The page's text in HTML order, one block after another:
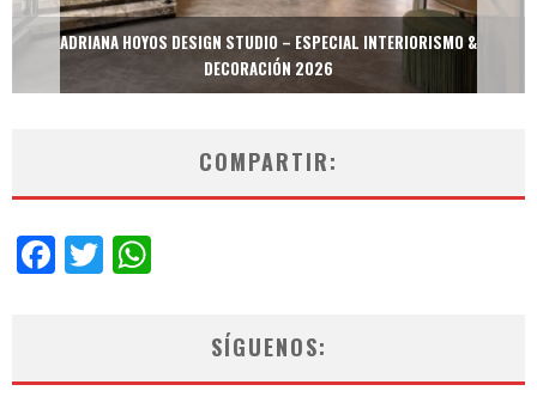
MULTIOFICINAS / AMOBLARE / TREZE – ESPECIAL INTERIORISMO &
DECORACIÓN 2026
COMPARTIR:
Facebook
Twitter
SÍGUENOS: